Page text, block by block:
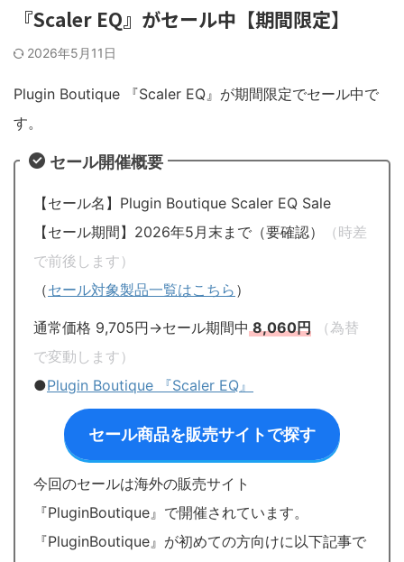
『Scaler EQ』がセール中【期間限定】
2026年5月11日
Plugin Boutique 『Scaler EQ』が期間限定でセール中で
す。
セール開催概要
【セール名】Plugin Boutique Scaler EQ Sale
【セール期間】2026年5月末まで（要確認）
（時差
で前後します）
（セール対象製品一覧はこちら ）
通常価格 9,705円→セール期間中8,060円
（為替
で変動します）
●Plugin Boutique 『Scaler EQ』
セール商品を販売サイトで探す
今回のセールは海外の販売サイト
『PluginBoutique』で開催されています。
『PluginBoutique』が初めての方向けに以下記事で